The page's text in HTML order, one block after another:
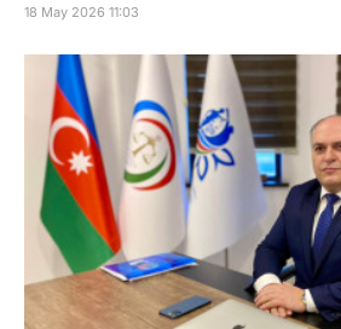
18 May 2026 11:03